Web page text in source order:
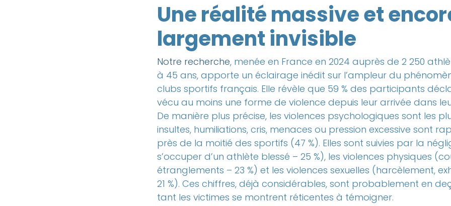
Une réalité massive et
largement invisible
Notre recherche, menée en France en 2024 auprès de 2 250
à 45 ans, apporte un éclairage inédit sur l’ampleur du
clubs sportifs français. Elle révèle que 59 % des participants
vécu au moins une forme de violence depuis leur arrivée dans
De manière plus précise, les violences psychologiques sont les
insultes, humiliations, cris, menaces ou pression excessive sont
près de la moitié des sportifs (47 %). Elles sont suivies par la
s’occuper d’un athlète blessé – 25 %), les violences physiques
étranglements – 23 %) et les violences sexuelles (harcèlement,
21 %). Ces chiffres, déjà considérables, sont probablement en
tant les victimes se montrent réticentes à témoigner.